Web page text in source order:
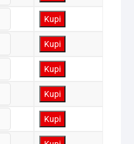
Kupi
Kupi
Kupi
Kupi
Kupi